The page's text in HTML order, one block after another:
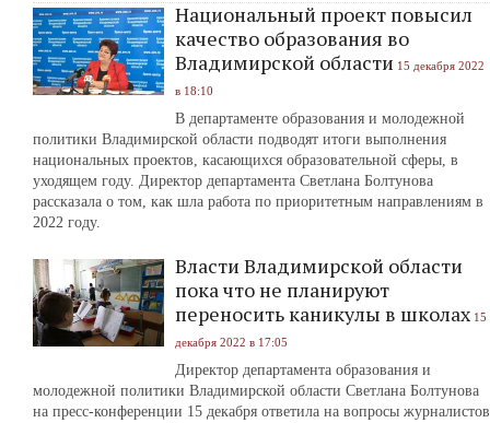
Национальный проект повысил
качество образования во
Владимирской области 15 декабря 2022
в 18:10
В департаменте образования и молодежной
политики Владимирской области подводят итоги выполнения
национальных проектов, касающихся образовательной сферы, в
уходящем году. Директор департамента Светлана Болтунова
рассказала о том, как шла работа по приоритетным направлениям в
2022 году.
Власти Владимирской области
пока что не планируют
переносить каникулы в школах 15
декабря 2022 в 17:05
Директор департамента образования и
молодежной политики Владимирской области Светлана Болтунова
на пресс-конференции 15 декабря ответила на вопросы журналистов